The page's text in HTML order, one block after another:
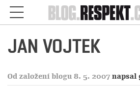
Respekt
JAN VOJTEK
Od založení blogu 8. 5. 2007 napsal